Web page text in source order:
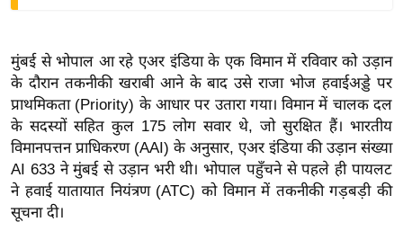
शे
ष
ज्ञ
रा
य
ब
ज
मुंबई से भोपाल आ रहे एअर इंडिया के एक विमान में रविवार को उड़ान
के दौरान तकनीकी खराबी आने के बाद उसे राजा भोज हवाईअड्डे पर
प्राथमिकता (Priority) के आधार पर उतारा गया। विमान में चालक दल
के सदस्यों सहित कुल 175 लोग सवार थे, जो सुरक्षित हैं। भारतीय
विमानपत्तन प्राधिकरण (AAI) के अनुसार, एअर इंडिया की उड़ान संख्या
AI 633 ने मुंबई से उड़ान भरी थी। भोपाल पहुँचने से पहले ही पायलट
ने हवाई यातायात नियंत्रण (ATC) को विमान में तकनीकी गड़बड़ी की
सूचना दी।